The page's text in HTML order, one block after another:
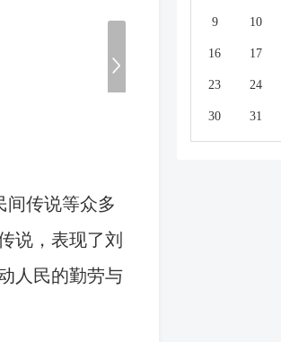
间传说等众多
说，表现了刘
人民的勤劳与
9 10
16 17
23 24
30 31